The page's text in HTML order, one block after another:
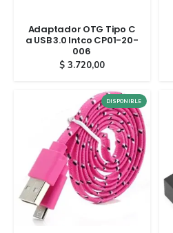
Adaptador OTG Tipo C
a USB 3.0 Intco CP01-20-
006
$3.720,00
DISPONIBLE